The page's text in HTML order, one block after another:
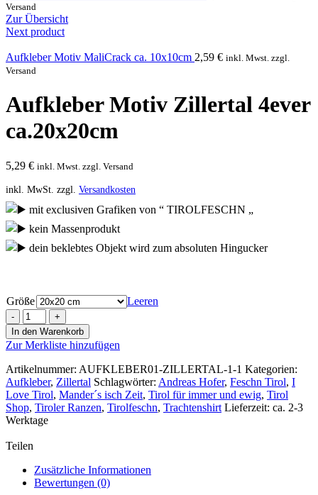
Versand
Zur Übersicht
Next product
Aufkleber Motiv MaliCrack ca. 10x10cm 2,59 € inkl. Mwst. zzgl.
Versand
Aufkleber Motiv Zillertal 4ever
ca.20x20cm
5,29 € inkl. Mwst. zzgl. Versand
inkl. MwSt. zzgl. Versandkosten
mit exclusiven Grafiken von “ TIROLFESCHN „
kein Massenprodukt
dein beklebtes Objekt wird zum absoluten Hingucker
Größe
Leeren
Aufkleber
Motiv
Zillertal
4ever
ca.20x20cm
Menge
In den Warenkorb
Zur Merkliste hinzufügen
Artikelnummer: AUFKLEBER01-ZILLERTAL-1-1 Kategorien:
Aufkleber, Zillertal Schlagwörter: Andreas Hofer, Feschn Tirol, I
Love Tirol, Mander´s isch Zeit, Tirol für immer und ewig, Tirol
Shop, Tiroler Ranzen, Tirolfeschn, Trachtenshirt Lieferzeit: ca. 2-3
Werktage
Teilen
Zusätzliche Informationen
Bewertungen (0)